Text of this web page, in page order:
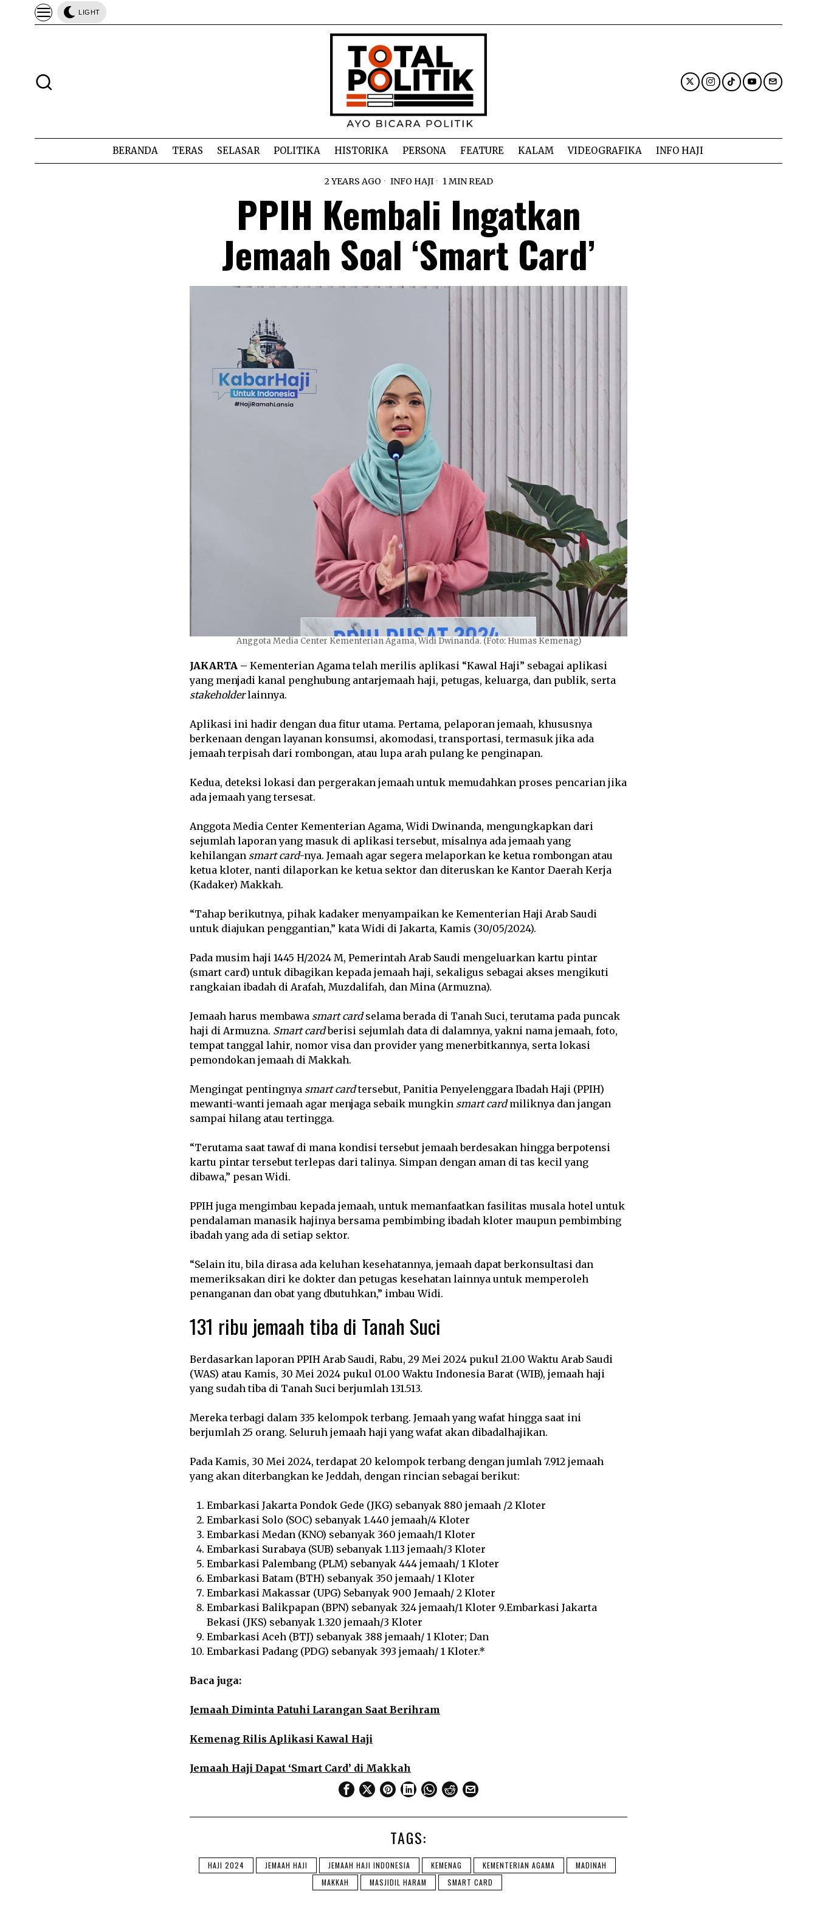
LIGHT
BERANDA TERAS SELASAR POLITIKA HISTORIKA PERSONA FEATURE KALAM VIDEOGRAFIKA INFO HAJI
2 YEARS AGO INFO HAJI 1 MIN READ
PPIH Kembali Ingatkan
Jemaah Soal ‘Smart Card’
Anggota Media Center Kementerian Agama, Widi Dwinanda. (Foto: Humas Kemenag)
JAKARTA – Kementerian Agama telah merilis aplikasi “Kawal Haji” sebagai aplikasi
yang menjadi kanal penghubung antarjemaah haji, petugas, keluarga, dan publik, serta
stakeholderlainnya.
Aplikasi ini hadir dengan dua fitur utama. Pertama, pelaporan jemaah, khususnya
berkenaan dengan layanan konsumsi, akomodasi, transportasi, termasuk jika ada
jemaah terpisah dari rombongan, atau lupa arah pulang ke penginapan.
Kedua, deteksi lokasi dan pergerakan jemaah untuk memudahkan proses pencarian jika
ada jemaah yang tersesat.
Anggota Media Center Kementerian Agama, Widi Dwinanda, mengungkapkan dari
sejumlah laporan yang masuk di aplikasi tersebut, misalnya ada jemaah yang
kehilangan smart card-nya. Jemaah agar segera melaporkan ke ketua rombongan atau
ketua kloter, nanti dilaporkan ke ketua sektor dan diteruskan ke Kantor Daerah Kerja
(Kadaker) Makkah.
“Tahap berikutnya, pihak kadaker menyampaikan ke Kementerian Haji Arab Saudi
untuk diajukan penggantian,” kata Widi di Jakarta, Kamis (30/05/2024).
Pada musim haji 1445 H/2024 M, Pemerintah Arab Saudi mengeluarkan kartu pintar
(smart card) untuk dibagikan kepada jemaah haji, sekaligus sebagai akses mengikuti
rangkaian ibadah di Arafah, Muzdalifah, dan Mina (Armuzna).
Jemaah harus membawa smart cardselama berada di Tanah Suci, terutama pada puncak
haji di Armuzna. Smart cardberisi sejumlah data di dalamnya, yakni nama jemaah, foto,
tempat tanggal lahir, nomor visa dan provider yang menerbitkannya, serta lokasi
pemondokan jemaah di Makkah.
Mengingat pentingnya smart cardtersebut, Panitia Penyelenggara Ibadah Haji (PPIH)
mewanti-wanti jemaah agar menjaga sebaik mungkin smart cardmiliknya dan jangan
sampai hilang atau tertingga.
“Terutama saat tawaf di mana kondisi tersebut jemaah berdesakan hingga berpotensi
kartu pintar tersebut terlepas dari talinya. Simpan dengan aman di tas kecil yang
dibawa,” pesan Widi.
PPIH juga mengimbau kepada jemaah, untuk memanfaatkan fasilitas musala hotel untuk
pendalaman manasik hajinya bersama pembimbing ibadah kloter maupun pembimbing
ibadah yang ada di setiap sektor.
“Selain itu, bila dirasa ada keluhan kesehatannya, jemaah dapat berkonsultasi dan
memeriksakan diri ke dokter dan petugas kesehatan lainnya untuk memperoleh
penanganan dan obat yang dbutuhkan,” imbau Widi.
131 ribu jemaah tiba di Tanah Suci
Berdasarkan laporan PPIH Arab Saudi, Rabu, 29 Mei 2024 pukul 21.00 Waktu Arab Saudi
(WAS) atau Kamis, 30 Mei 2024 pukul 01.00 Waktu Indonesia Barat (WIB), jemaah haji
yang sudah tiba di Tanah Suci berjumlah 131.513.
Mereka terbagi dalam 335 kelompok terbang. Jemaah yang wafat hingga saat ini
berjumlah 25 orang. Seluruh jemaah haji yang wafat akan dibadalhajikan.
Pada Kamis, 30 Mei 2024, terdapat 20 kelompok terbang dengan jumlah 7.912 jemaah
yang akan diterbangkan ke Jeddah, dengan rincian sebagai berikut:
Embarkasi Jakarta Pondok Gede (JKG) sebanyak 880 jemaah /2 Kloter
Embarkasi Solo (SOC) sebanyak 1.440 jemaah/4 Kloter
Embarkasi Medan (KNO) sebanyak 360 jemaah/1 Kloter
Embarkasi Surabaya (SUB) sebanyak 1.113 jemaah/3 Kloter
Embarkasi Palembang (PLM) sebanyak 444 jemaah/ 1 Kloter
Embarkasi Batam (BTH) sebanyak 350 jemaah/ 1 Kloter
Embarkasi Makassar (UPG) Sebanyak 900 Jemaah/ 2 Kloter
Embarkasi Balikpapan (BPN) sebanyak 324 jemaah/1 Kloter 9.Embarkasi Jakarta
Bekasi (JKS) sebanyak 1.320 jemaah/3 Kloter
Embarkasi Aceh (BTJ) sebanyak 388 jemaah/ 1 Kloter; Dan
Embarkasi Padang (PDG) sebanyak 393 jemaah/ 1 Kloter.*
Baca juga:
Jemaah Diminta Patuhi Larangan Saat Berihram
Kemenag Rilis Aplikasi Kawal Haji
Jemaah Haji Dapat ‘Smart Card’ di Makkah
TAGS:
HAJI 2024 JEMAAH HAJI JEMAAH HAJI INDONESIA KEMENAG KEMENTERIAN AGAMA
MADINAH
MAKKAH
MASJIDIL HARAM SMART CARD